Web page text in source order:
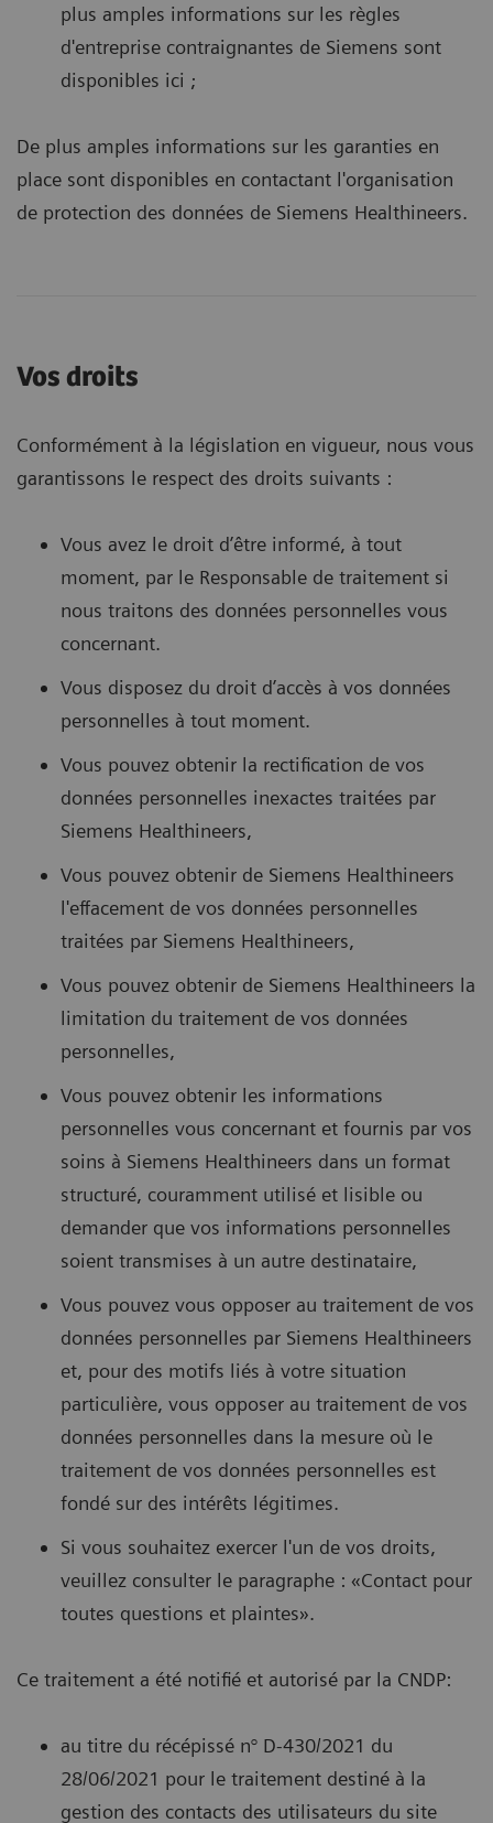
plus amples informations sur les règles
d'entreprise contraignantes de Siemens sont
disponibles ici ;
De plus amples informations sur les garanties en
place sont disponibles en contactant l'organisation
de protection des données de Siemens Healthineers.
Vos droits
Conformément à la législation en vigueur, nous vous
garantissons le respect des droits suivants :
Vous avez le droit d’être informé, à tout
moment, par le Responsable de traitement si
nous traitons des données personnelles vous
concernant.
Vous disposez du droit d’accès à vos données
personnelles à tout moment.
Vous pouvez obtenir la rectification de vos
données personnelles inexactes traitées par
Siemens Healthineers,
Vous pouvez obtenir de Siemens Healthineers
l'effacement de vos données personnelles
traitées par Siemens Healthineers,
Vous pouvez obtenir de Siemens Healthineers la
limitation du traitement de vos données
personnelles,
Vous pouvez obtenir les informations
personnelles vous concernant et fournis par vos
soins à Siemens Healthineers dans un format
structuré, couramment utilisé et lisible ou
demander que vos informations personnelles
soient transmises à un autre destinataire,
Vous pouvez vous opposer au traitement de vos
données personnelles par Siemens Healthineers
et, pour des motifs liés à votre situation
particulière, vous opposer au traitement de vos
données personnelles dans la mesure où le
traitement de vos données personnelles est
fondé sur des intérêts légitimes.
Si vous souhaitez exercer l'un de vos droits,
veuillez consulter le paragraphe : «Contact pour
toutes questions et plaintes».
Ce traitement a été notifié et autorisé par la CNDP:
au titre du récépissé n° D-430/2021 du
28/06/2021 pour le traitement destiné à la
gestion des contacts des utilisateurs du site